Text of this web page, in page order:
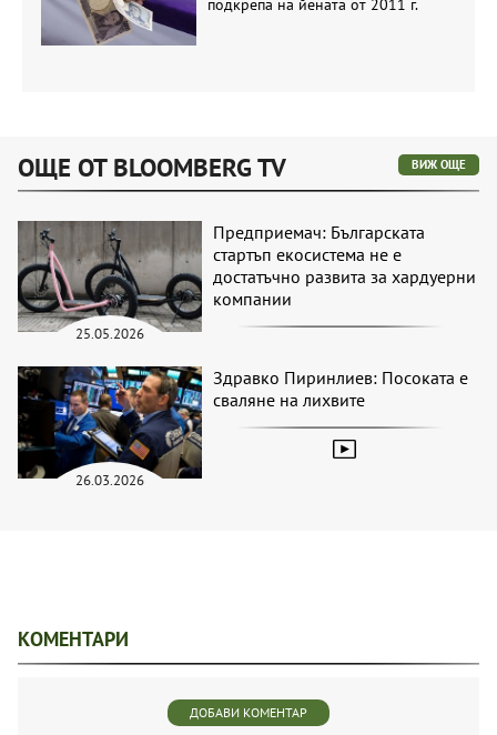
ОЩЕ ОТ BLOOMBERG TV ВИЖ ОЩЕ
25.05.2026
Предприемач: Българската
стартъп екосистема не е
достатъчно развита за хардуерни
компании
26.03.2026
Здравко Пиринлиев: Посоката е
сваляне на лихвите
КОМЕНТАРИ
ДОБАВИ КОМЕНТАР